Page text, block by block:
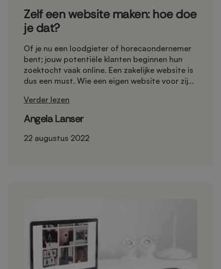
Zelf een website maken: hoe doe
je dat?
Of je nu een loodgieter of horecaondernemer
bent; jouw potentiële klanten beginnen hun
zoektocht vaak online. Een zakelijke website is
dus een must. Wie een eigen website voor zijn
helemaal zelf vormgeven middels een
sitebuilder, gedeeltelijk zelf óf een site op
maat laten maken door een webbureau.
Tijdvooreensite neemt alle opties uitgebreid
Verder lezen
Angela Lanser
22 augustus 2022